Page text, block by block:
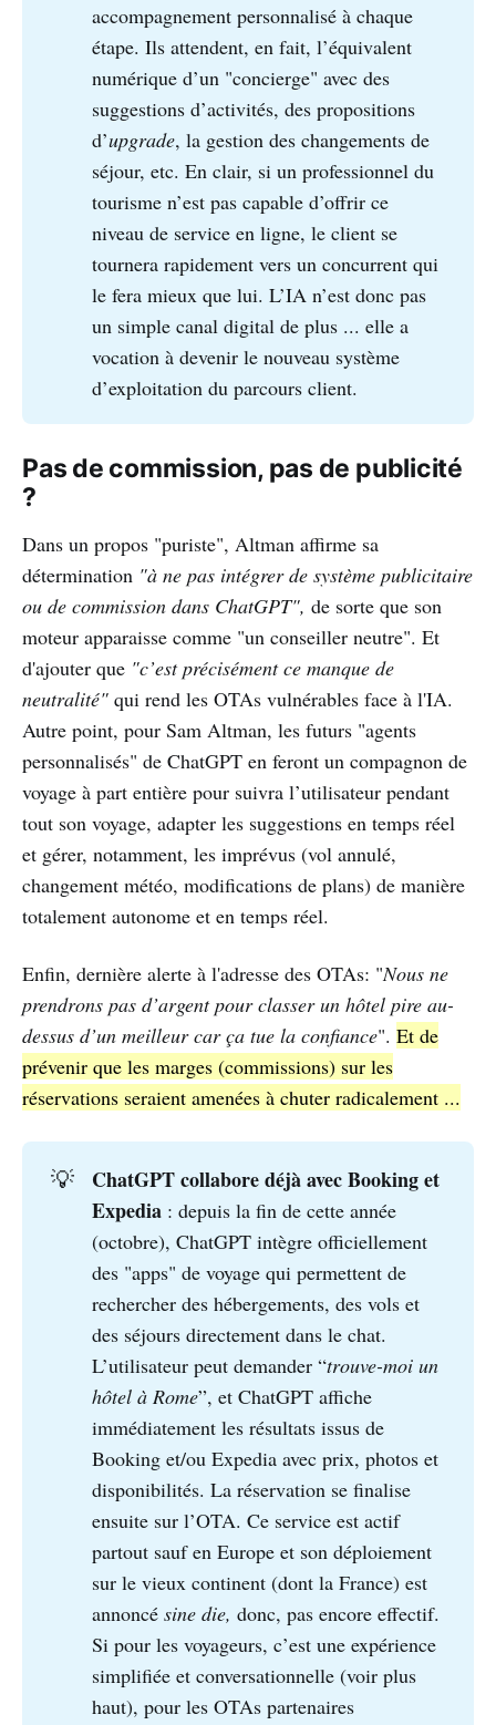
accompagnement personnalisé à chaque
étape. Ils attendent, en fait, l’équivalent
numérique d’un "concierge" avec des
suggestions d’activités, des propositions
d’upgrade, la gestion des changements de
séjour, etc. En clair, si un professionnel du
tourisme n’est pas capable d’offrir ce
niveau de service en ligne, le client se
tournera rapidement vers un concurrent qui
le fera mieux que lui. L’IA n’est donc pas
un simple canal digital de plus ... elle a
vocation à devenir le nouveau système
d’exploitation du parcours client.
Pas de commission, pas de publicité
?
Dans un propos "puriste", Altman affirme sa
détermination "à ne pas intégrer de système publicitaire
ou de commission dans ChatGPT", de sorte que son
moteur apparaisse comme "un conseiller neutre". Et
d'ajouter que "c’est précisément ce manque de
neutralité" qui rend les OTAs vulnérables face à l'IA.
Autre point, pour Sam Altman, les futurs "agents
personnalisés" de ChatGPT en feront un compagnon de
voyage à part entière pour suivra l’utilisateur pendant
tout son voyage, adapter les suggestions en temps réel
et gérer, notamment, les imprévus (vol annulé,
changement météo, modifications de plans) de manière
totalement autonome et en temps réel.
Enfin, dernière alerte à l'adresse des OTAs: "Nous ne
prendrons pas d’argent pour classer un hôtel pire au-
dessus d’un meilleur car ça tue la confiance". Et de
prévenir que les marges (commissions) sur les
réservations seraient amenées à chuter radicalement ...
💡
ChatGPT collabore déjà avec Booking et
Expedia : depuis la fin de cette année
(octobre), ChatGPT intègre officiellement
des "apps" de voyage qui permettent de
rechercher des hébergements, des vols et
des séjours directement dans le chat.
L’utilisateur peut demander “trouve-moi un
hôtel à Rome”, et ChatGPT affiche
immédiatement les résultats issus de
Booking et/ou Expedia avec prix, photos et
disponibilités. La réservation se finalise
ensuite sur l’OTA. Ce service est actif
partout sauf en Europe et son déploiement
sur le vieux continent (dont la France) est
annoncésine die, donc, pas encore effectif.
Si pour les voyageurs, c’est une expérience
simplifiée et conversationnelle (voir plus
haut), pour les OTAs partenaires